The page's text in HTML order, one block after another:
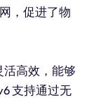
，促进了物
活高效，能够
支持通过无